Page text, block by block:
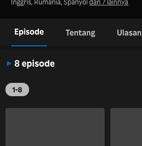
Inggris, Rumania, Spanyoldan 7 lainnya
Episode Tentang Ulasan
8 episode
1-8